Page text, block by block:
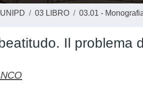
03 LIBRO 03.01 -
Il problema